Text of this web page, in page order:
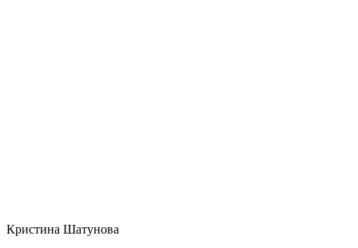
Кристина Шатунова